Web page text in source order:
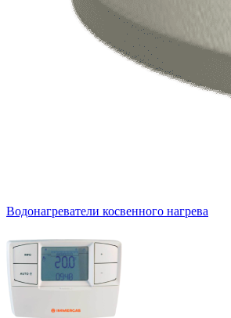
Водонагреватели косвенного нагрева